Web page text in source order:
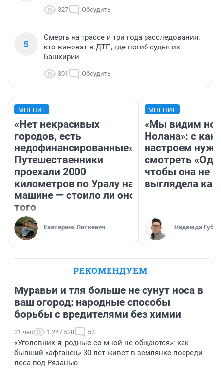
327 Обсудить
5
Смерть на трассе и три года расследования:
кто виноват в ДТП, где погиб судья из
Башкирии
301 Обсудить
МНЕНИЕ
«Нет некрасивых
городов, есть
недофинансированные».
Путешественники
проехали 2000
километров по Уралу на
машине — стоило ли оно
того
Екатерина Литкевич
МНЕНИЕ
«Мы видим
Нолана»: с
настроем
смотреть
чтобы она не
выглядела как
Надежда
РЕКОМЕНДУЕМ
Муравьи и тля больше не сунут носа в
ваш огород: народные способы
борьбы с вредителями без химии
21 час 1 247 528 53
«Уголовник я, родные со мной не общаются»: как
бывший «афганец» 30 лет живет в землянке посреди
леса под Рязанью